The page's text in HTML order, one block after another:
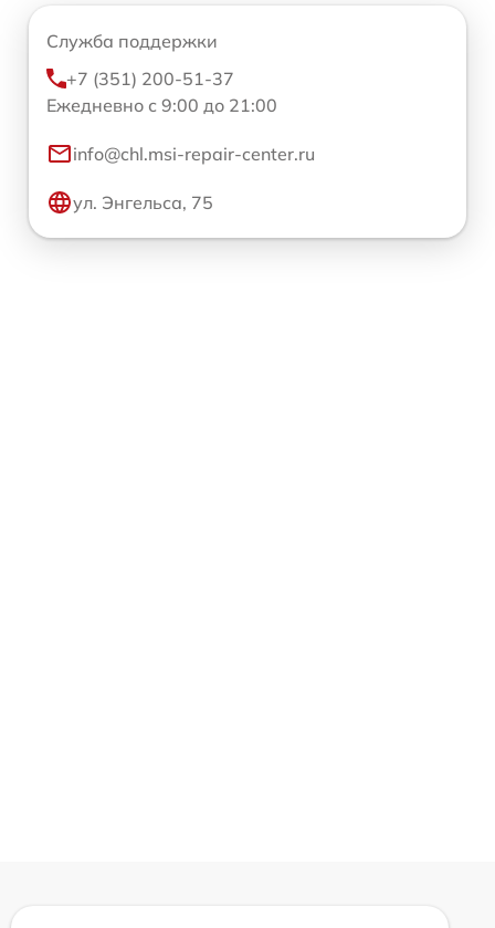
Служба поддержки
+7 (351) 200-51-37
Ежедневно с 9:00 до 21:00
info@chl.msi-repair-center.ru
ул. Энгельса, 75